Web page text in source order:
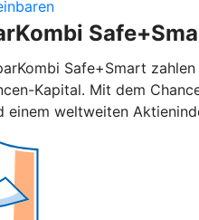
Safe+Smart
Kapital. Mit dem
einem weltweiten